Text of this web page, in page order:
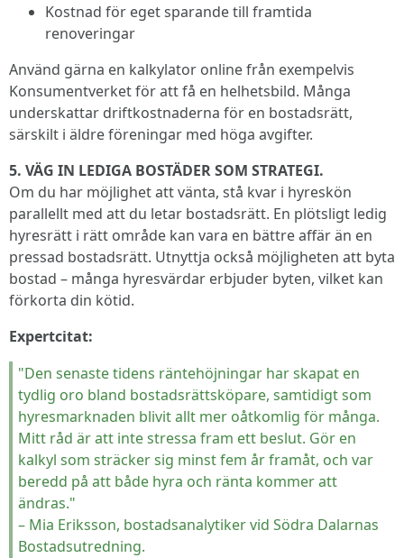
Kostnad för eget sparande till framtida
renoveringar
Använd gärna en kalkylator online från exempelvis
Konsumentverket för att få en helhetsbild. Många
underskattar driftkostnaderna för en bostadsrätt,
särskilt i äldre föreningar med höga avgifter.
5. VÄG IN LEDIGA BOSTÄDER SOM STRATEGI.
Om du har möjlighet att vänta, stå kvar i hyreskön
parallellt med att du letar bostadsrätt. En plötsligt ledig
hyresrätt i rätt område kan vara en bättre affär än en
pressad bostadsrätt. Utnyttja också möjligheten att byta
bostad – många hyresvärdar erbjuder byten, vilket kan
förkorta din kötid.
Expertcitat:
"Den senaste tidens räntehöjningar har skapat en
tydlig oro bland bostadsrättsköpare, samtidigt som
hyresmarknaden blivit allt mer oåtkomlig för många.
Mitt råd är att inte stressa fram ett beslut. Gör en
kalkyl som sträcker sig minst fem år framåt, och var
beredd på att både hyra och ränta kommer att
ändras."
– Mia Eriksson, bostadsanalytiker vid Södra Dalarnas
Bostadsutredning.